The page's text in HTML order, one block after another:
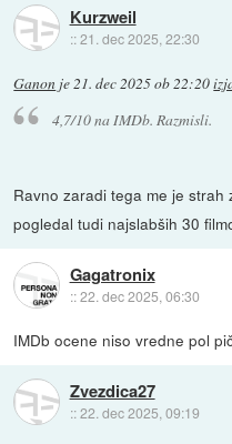
Kurzweil
::21. dec 2025, 22:30
Ganon je21. dec 2025 ob 22:20
4,7/10 na IMDb. Razmisli.
Ravno zaradi tega me je
pogledal tudi najslabših 30
Gagatronix
::22. dec 2025, 06:30
IMDb ocene niso vredne pol
Zvezdica27
::22. dec 2025, 09:19